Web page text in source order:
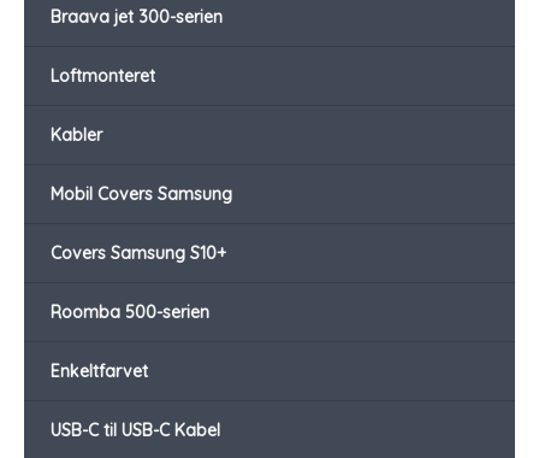
Braava jet 300-serien
Loftmonteret
Kabler
Mobil Covers Samsung
Covers Samsung S10+
Roomba 500-serien
Enkeltfarvet
USB-C til USB-C Kabel